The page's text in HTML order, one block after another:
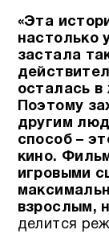
«Эта
настолько
застала
осталась в
Поэтому
другим
способ –
кино.
игровыми
взрослым,
делится